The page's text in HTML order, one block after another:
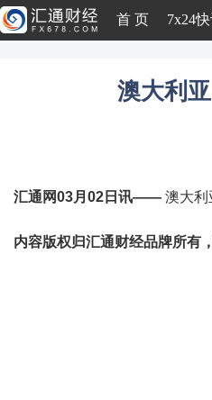
首 页 7x24
澳大利
汇通网03月02日讯—— 澳大
内容版权归汇通财经品牌所有